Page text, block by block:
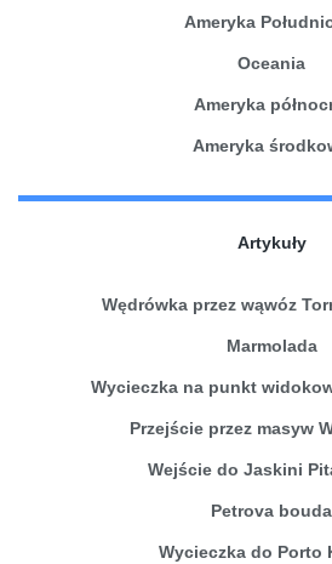
Ameryka
Oceania
Ameryka
Ameryka
Artykuły
Wędrówka przez wąwóz
Marmolada
Wycieczka na punkt
Przejście przez masyw
Wejście do Jaskini
Petrova bouda
Wycieczka do Porto